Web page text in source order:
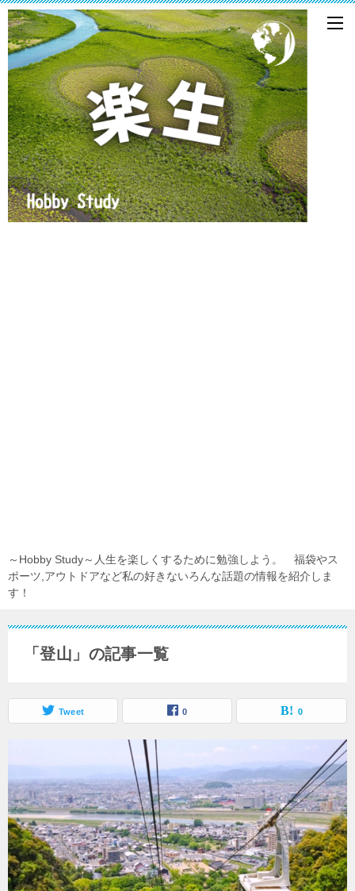
～Hobby Study～人生を楽しくするために勉強しよう。 福袋やス
ポーツ,アウトドアなど私の好きないろんな話題の情報を紹介しま
す！
「登山」の記事一覧
Tweet 0 0